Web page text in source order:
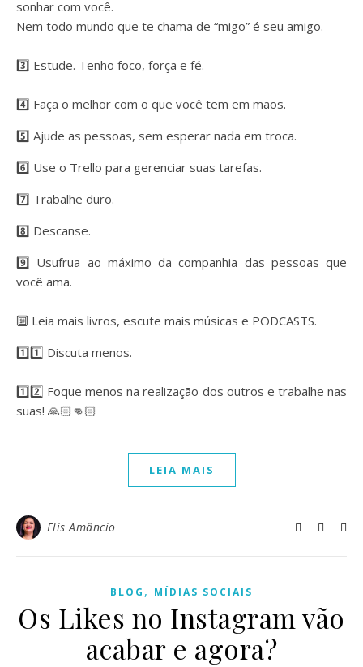
sonhar com você.
Nem todo mundo que te chama de “migo” é seu amigo.
3️⃣ Estude. Tenho foco, força e fé.
4️⃣ Faça o melhor com o que você tem em mãos.
5️⃣ Ajude as pessoas, sem esperar nada em troca.
6️⃣ Use o Trello para gerenciar suas tarefas.
7️⃣ Trabalhe duro.
8️⃣ Descanse.
9️⃣ Usufrua ao máximo da companhia das pessoas que
você ama.
🔟 Leia mais livros, escute mais músicas e PODCASTS.
1️⃣1️⃣ Discuta menos.
1️⃣2️⃣ Foque menos na realização dos outros e trabalhe nas
suas! 🙏🏻👊🏻
LEIA MAIS
Elis Amâncio
BLOG , MÍDIAS SOCIAIS
Os Likes no Instagram vão
acabar e agora?